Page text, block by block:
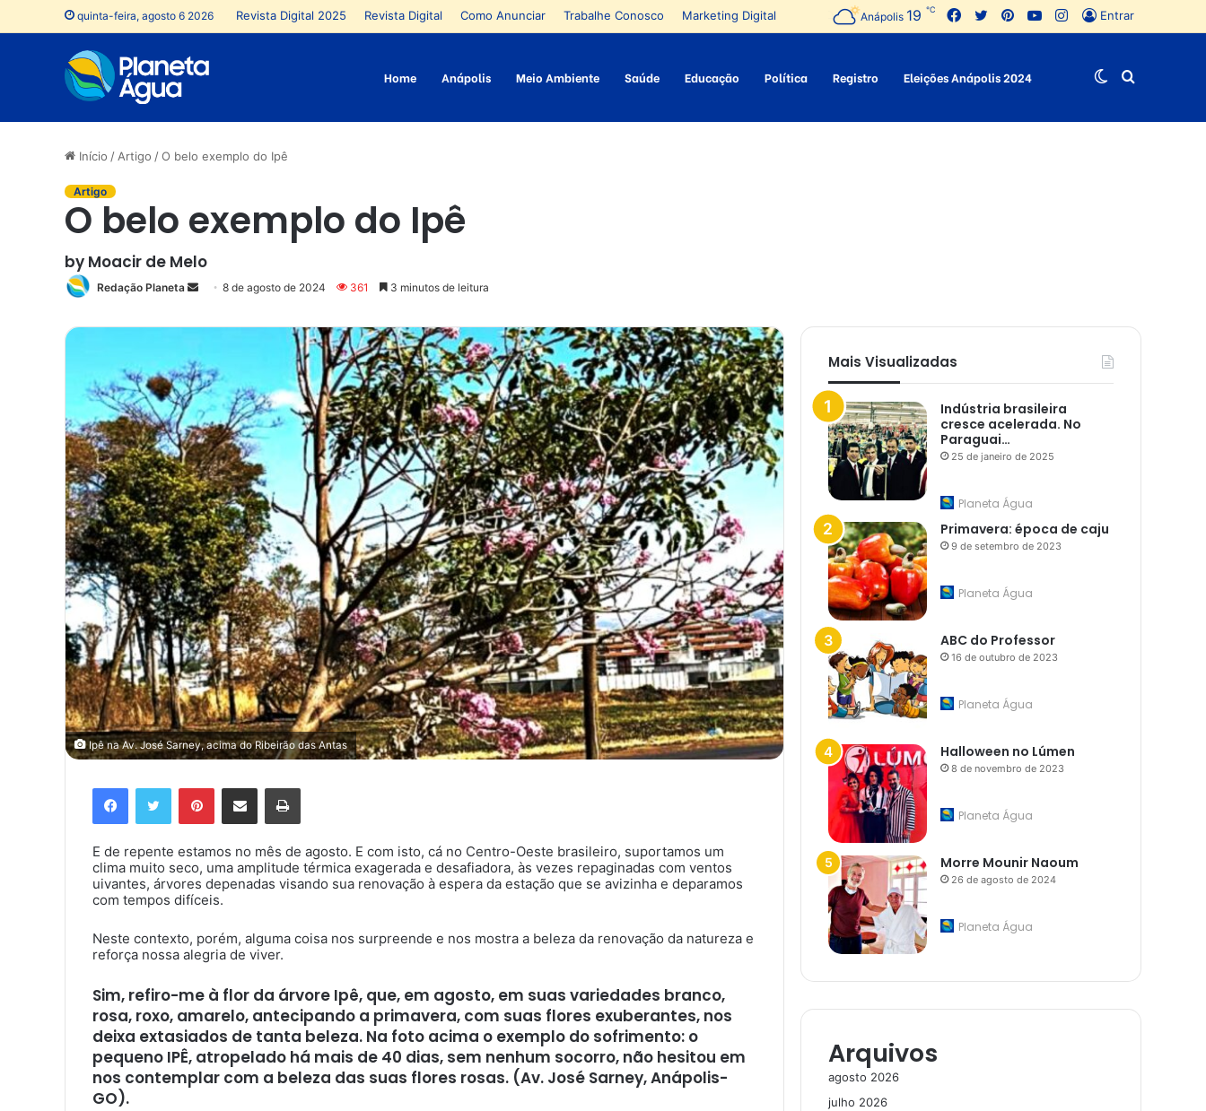
quinta-feira, agosto 6 2026 Revista Digital 2025 Revista Digital Como Anunciar Trabalhe Conosco Marketing Digital Entrar
Instagram
YouTube
Pinterest
Twitter
Facebook
Anápolis 19 ℃
Home Anápolis Meio Ambiente Saúde Educação Política Registro Eleições Anápolis 2024 Procurar
Switch
Início / Artigo /O belo exemplo do Ipê
Artigo
O belo exemplo do Ipê
by Moacir de Melo
Redação Planeta
Mande
e-
8 de agosto de 2024 361 3 minutos de leitura
Ipê na Av. José Sarney, acima do Ribeirão das Antas
E de repente estamos no mês de agosto. E com isto, cá no Centro-Oeste brasileiro, suportamos um
clima muito seco, uma amplitude térmica exagerada e desafiadora, às vezes repaginadas com ventos
uivantes, árvores depenadas visando sua renovação à espera da estação que se avizinha e deparamos
com tempos difíceis.
Neste contexto, porém, alguma coisa nos surpreende e nos mostra a beleza da renovação da natureza e
reforça nossa alegria de viver.
Sim, refiro-me à flor da árvore Ipê, que, em agosto, em suas variedades branco,
rosa, roxo, amarelo, antecipando a primavera, com suas flores exuberantes, nos
deixa extasiados de tanta beleza. Na foto acima o exemplo do sofrimento: o
pequeno IPÊ, atropelado há mais de 40 dias, sem nenhum socorro, não hesitou em
nos contemplar com a beleza das suas flores rosas. (Av. José Sarney, Anápolis-
GO).
Mais Visualizadas
Indústria brasileira
cresce acelerada. No
Paraguai…
25 de janeiro de 2025
Planeta Água
Primavera: época de caju
9 de setembro de 2023
Planeta Água
ABC do Professor
16 de outubro de 2023
Planeta Água
Halloween no Lúmen
8 de novembro de 2023
Planeta Água
Morre Mounir Naoum
26 de agosto de 2024
Planeta Água
Arquivos
agosto 2026
julho 2026